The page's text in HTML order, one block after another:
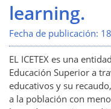
learning.
Fecha de publicación:
EL ICETEX es una
Educación Superior a
educativos y su
a la población con